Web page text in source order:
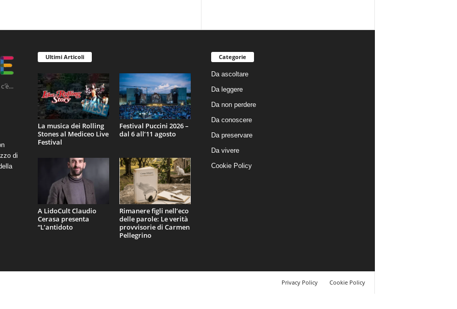
di
Ultimi Articoli
La musica dei Rolling
Stones al Mediceo Live
Festival
Festival Puccini 2026 –
dal 6 all’11 agosto
A LidoCult Claudio
Cerasa presenta
“L’antidoto
Rimanere figli nell’eco
delle parole: Le verità
provvisorie di Carmen
Pellegrino
Categorie
Da ascoltare
Da leggere
Da non perdere
Da conoscere
Da preservare
Da vivere
Cookie Policy
Privacy Policy Cookie Policy